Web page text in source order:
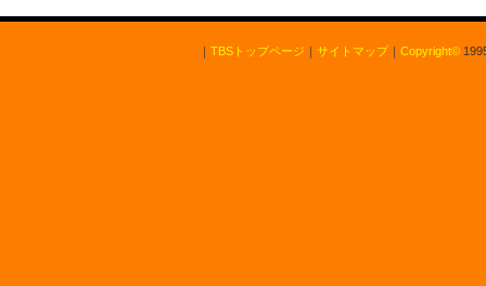
｜ TBSトップページ ｜ サイトマップ｜ Copyright©